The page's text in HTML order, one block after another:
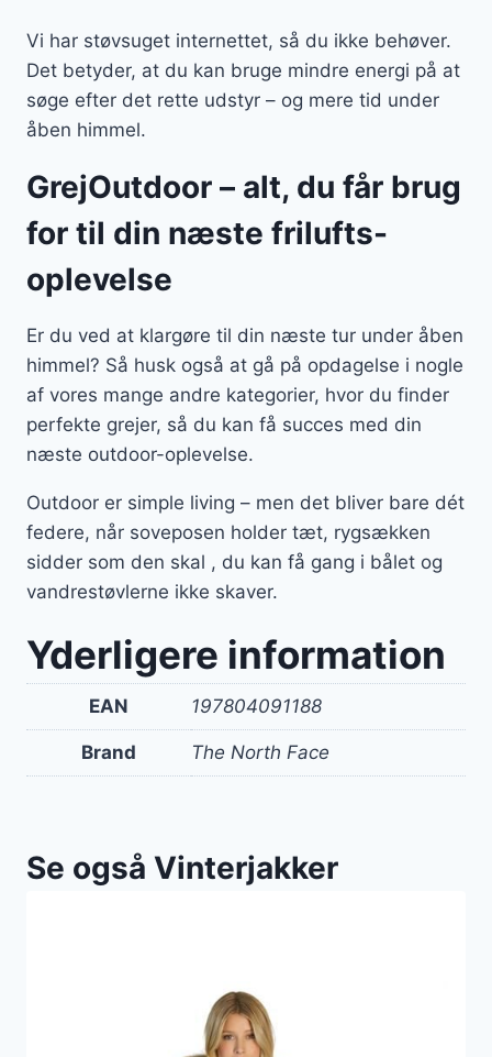
Vi har støvsuget internettet, så du ikke behøver.
Det betyder, at du kan bruge mindre energi på at
søge efter det rette udstyr – og mere tid under
åben himmel.
GrejOutdoor – alt, du får brug
for til din næste frilufts-
oplevelse
Er du ved at klargøre til din næste tur under åben
himmel? Så husk også at gå på opdagelse i nogle
af vores mange andre kategorier, hvor du finder
perfekte grejer, så du kan få succes med din
næste outdoor-oplevelse.
Outdoor er simple living – men det bliver bare dét
federe, når soveposen holder tæt, rygsækken
sidder som den skal , du kan få gang i bålet og
vandrestøvlerne ikke skaver.
Yderligere information
EAN 197804091188
Brand The North Face
Se også Vinterjakker